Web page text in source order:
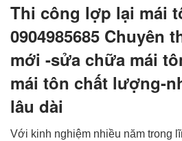
Thi công lợp lại mái
0904985685 Chuyên
mới -sửa chữa mái
mái tôn chất lượng-
lâu dài
Với kinh nghiệm nhiều năm trong